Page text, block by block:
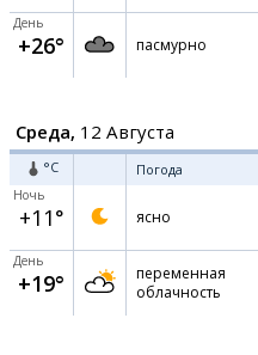
День
+26° пасмурно
Среда, 12 Августа
°C Погода
Ночь
+11° ясно
День
+19°
переменная
облачность